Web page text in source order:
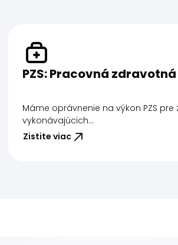
PZS: Pracovná
Máme oprávnenie na výkon PZS
vykonávajúcich...
Zistite viac